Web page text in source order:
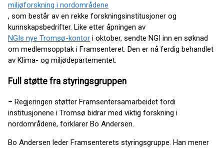
miljøforskning i nordområdene
, som består av en rekke forskningsinstitusjoner og
kunnskapsbedrifter. Like etter åpningen av
NGIs nye Tromsø-kontor i oktober, sendte NGI inn en søknad
om medlemsopptak i Framsenteret. Den er nå ferdig behandlet
av Klima- og miljødepartementet.
Full støtte fra styringsgruppen
– Regjeringen støtter Framsentersamarbeidet fordi
institusjonene i Tromsø bidrar med viktig forskning i
nordområdene, forklarer Bo Andersen.
Bo Andersen leder Framsenterets styringsgruppe. Han mener